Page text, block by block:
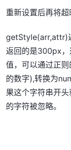
重新设置后再将超
getStyle(arr,attr)
返回的是300px
值，可以通过正
的数字),转换为
果这个字符串开
的字符被忽略。